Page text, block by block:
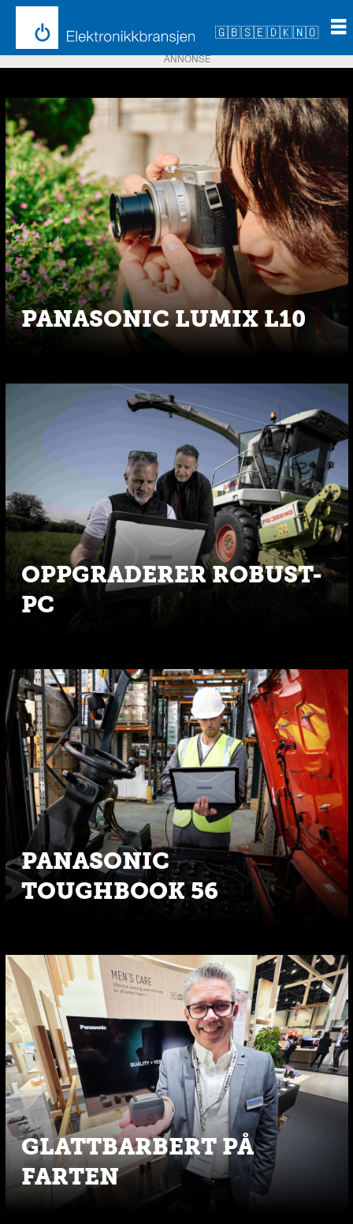
🇬🇧🇸🇪🇩🇰🇳🇴
Emne:
panasonic
ANNONSE
PANASONIC LUMIX L10
OPPGRADERER ROBUST-
PC
PANASONIC
TOUGHBOOK 56
GLATTBARBERT PÅ
FARTEN